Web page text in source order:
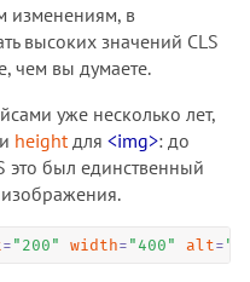
изменениям, в
высоких значений CLS
чем вы думаете.
уже несколько лет,
и height для <img>: до
это был единственный
= " 200 " width= " 400 " alt= "